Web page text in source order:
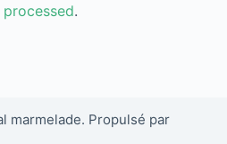
.
marmelade. Propulsé par